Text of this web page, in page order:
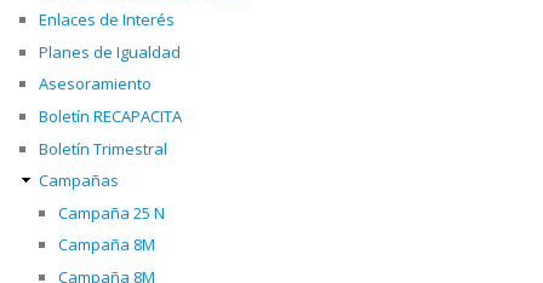
Enlaces de Interés
Planes de Igualdad
Asesoramiento
Boletín RECAPACITA
Boletín Trimestral
Campañas
Campaña 25 N
Campaña 8M
Campaña 8M